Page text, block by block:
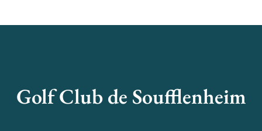
Golf Club de Soufflenheim